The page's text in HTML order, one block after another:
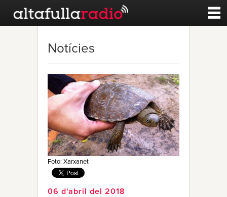
Esports
Noticies
Qui Som
Notícies
Foto: Xarxanet
06 d'abril del 2018